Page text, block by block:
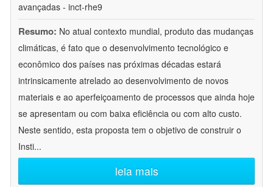
avançadas - inct-rhe9
Resumo: No atual contexto mundial, produto das mudanças
climáticas, é fato que o desenvolvimento tecnológico e
econômico dos países nas próximas décadas estará
intrinsicamente atrelado ao desenvolvimento de novos
materiais e ao aperfeiçoamento de processos que ainda hoje
se apresentam ou com baixa eficiência ou com alto custo.
Neste sentido, esta proposta tem o objetivo de construir o
Insti...
leia mais